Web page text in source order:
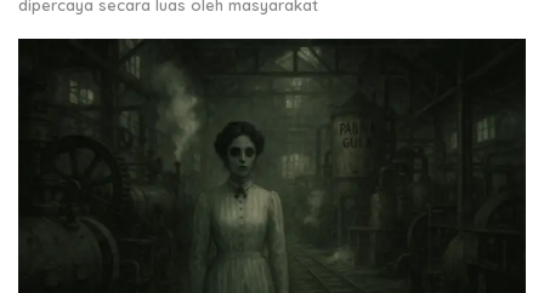
dipercaya secara luas oleh masyarakat